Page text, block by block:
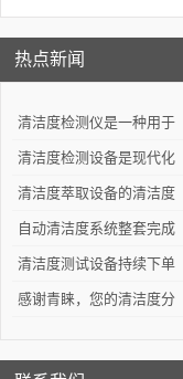
热点新闻
清洁度检测仪是一种用于
评估物体表面清洁程度的
重要工具
清洁度检测设备是现代化
生产中*一环
清洁度萃取设备的清洁度
测试对于不同系统的组件
有不同的意义
自动清洁度系统整套完成
交付——吉林客户
清洁度测试设备持续下单
感谢青睐，您的清洁度分